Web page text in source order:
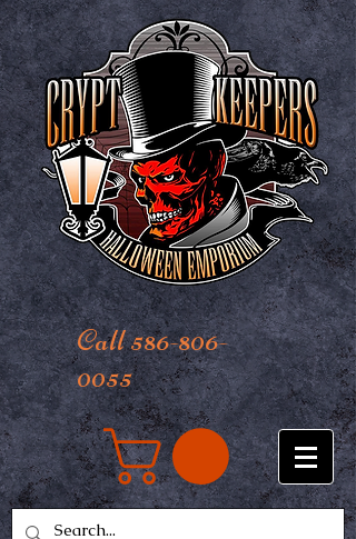
Call 586-806-
0055